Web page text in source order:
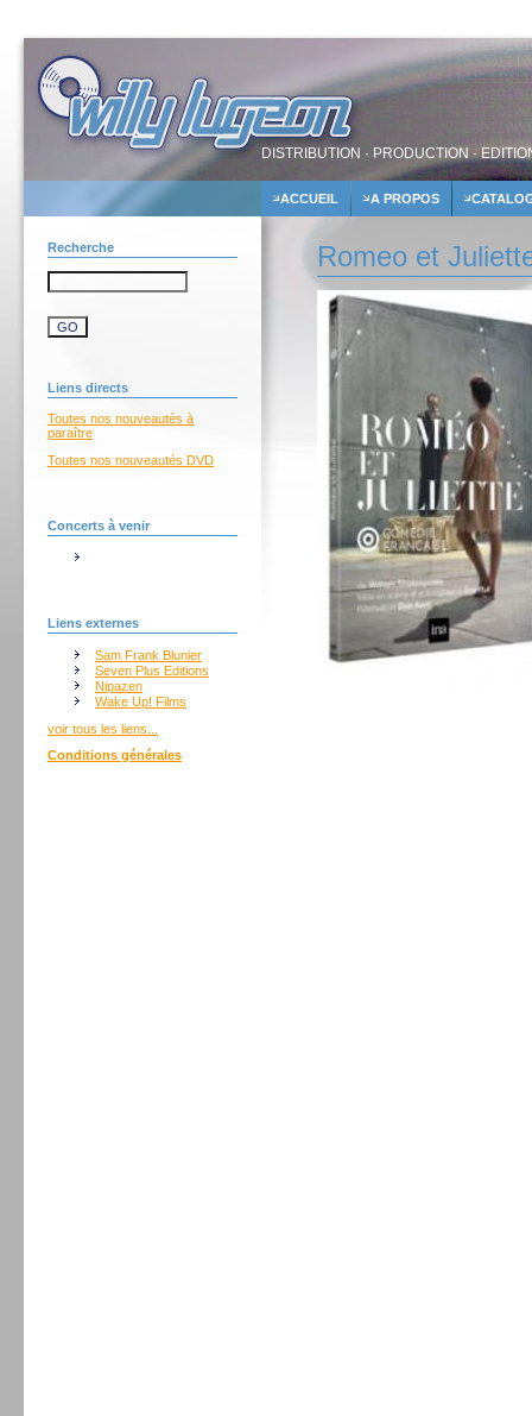
DISTRIBUTION · PRODUCTION ·
ACCUEIL A PROPOS
Recherche
Liens directs
Toutes nos nouveautés à
paraître
Toutes nos nouveautés DVD
Concerts à venir
Liens externes
Sam Frank Blunier
Seven Plus Editions
Nipazen
Wake Up! Films
voir tous les liens...
Conditions générales
Romeo et